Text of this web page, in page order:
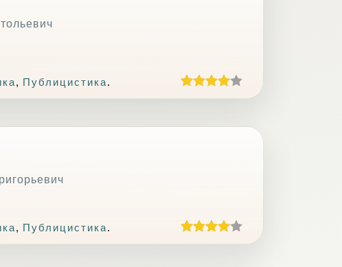
, Публицистика.
, Публицистика.